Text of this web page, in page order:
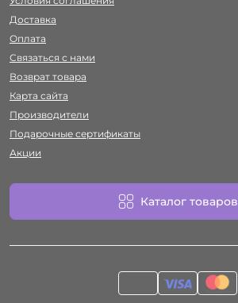
Доставка
Оплата
Связаться с нами
Возврат товара
Карта сайта
Производители
Подарочные сертификаты
Акции
Каталог товаров